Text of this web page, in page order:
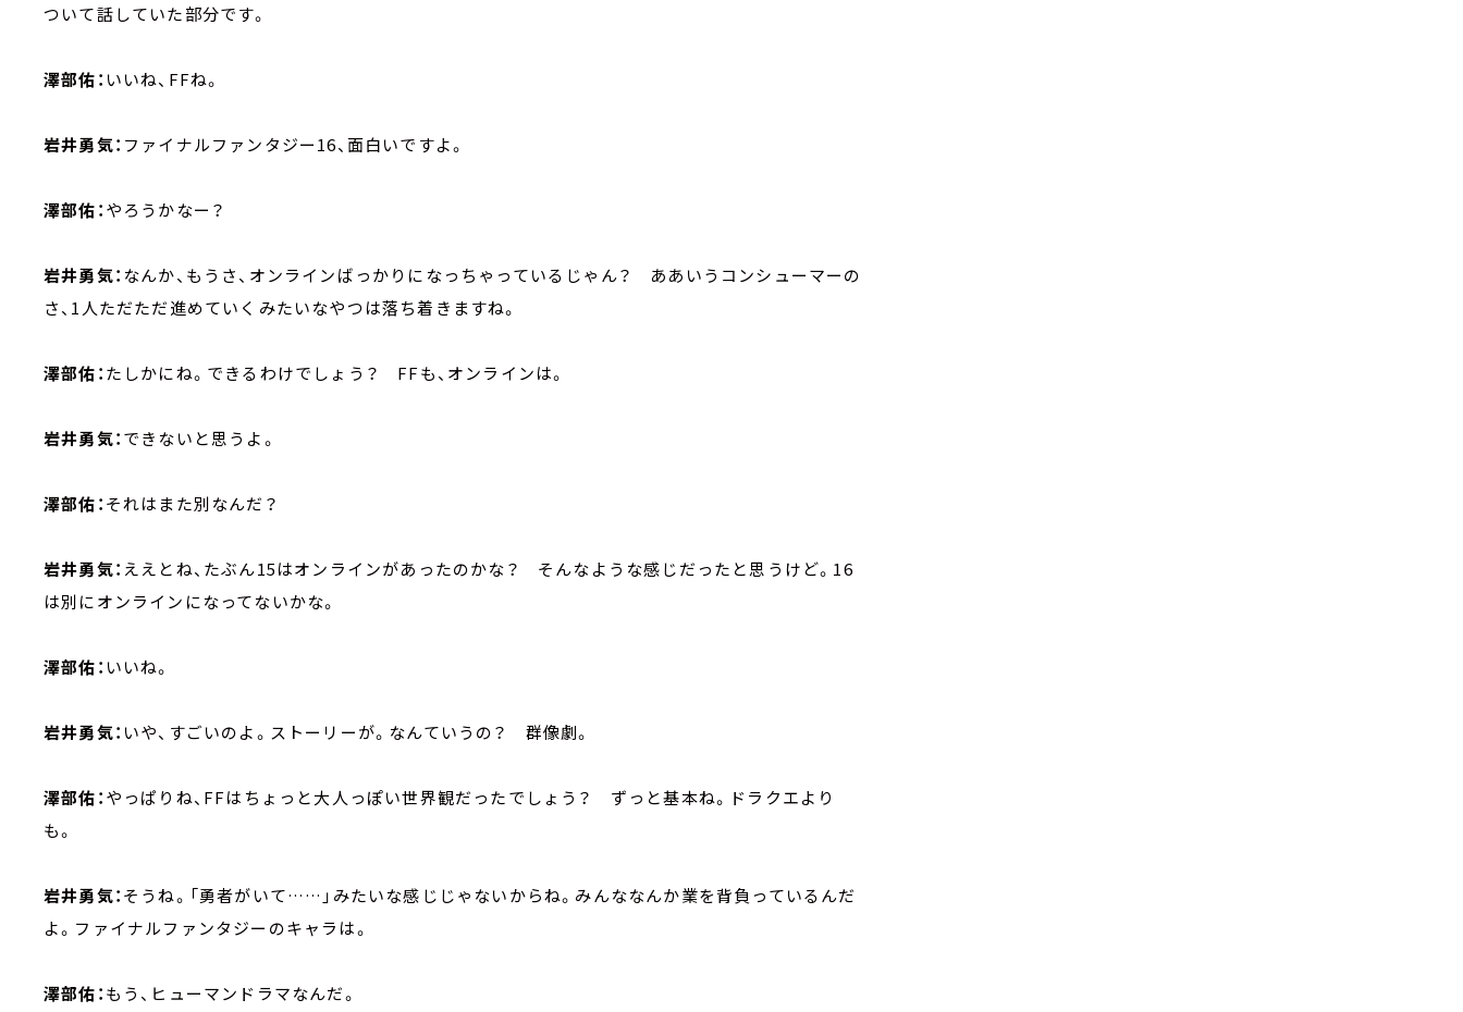
ついて話していた部分です。
澤部佑： いいね、FFね。
岩井勇気： ファイナルファンタジー16、面白いですよ。
澤部佑：やろうかなー？
岩井勇気： なんか、もうさ、オンラインばっかりになっちゃっているじゃん？ ああいうコンシューマーの
さ、1人ただただ進めていくみたいなやつは落ち着きますね。
澤部佑：たしかにね。できるわけでしょう？ FFも、オンラインは。
岩井勇気：できないと思うよ。
澤部佑：それはまた別なんだ？
岩井勇気： ええとね、たぶん15はオンラインがあったのかな？ そんなような感じだったと思うけど。16
は別にオンラインになってないかな。
澤部佑： いいね。
岩井勇気： いや、すごいのよ。ストーリーが。なんていうの？ 群像劇。
澤部佑：やっぱりね、FFはちょっと大人っぽい世界観だったでしょう？ ずっと基本ね。ドラクエより
も。
岩井勇気：そうね。「勇者がいて……」みたいな感じじゃないからね。みんななんか業を背負っているんだ
よ。ファイナルファンタジーのキャラは。
澤部佑：もう、ヒューマンドラマなんだ。